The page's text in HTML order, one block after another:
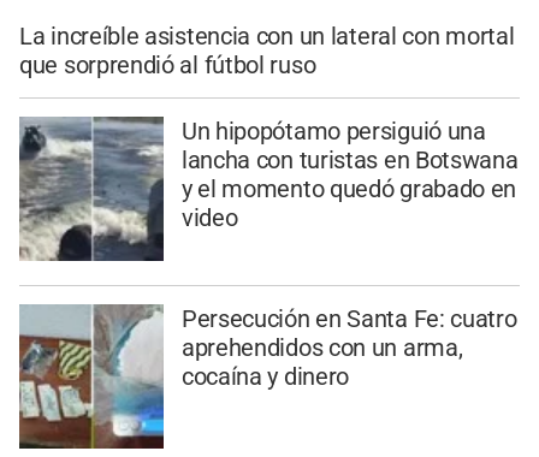
La increíble asistencia con un lateral con mortal
que sorprendió al fútbol ruso
Un hipopótamo persiguió una
lancha con turistas en Botswana
y el momento quedó grabado en
video
Persecución en Santa Fe: cuatro
aprehendidos con un arma,
cocaína y dinero